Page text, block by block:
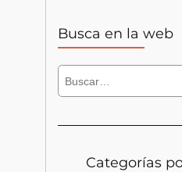
Busca en la web
B
c
Categorías